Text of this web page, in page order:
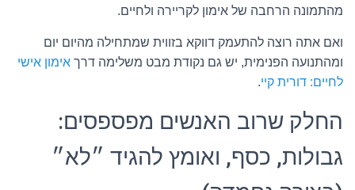
מהתמונה הרחבה של אימון לקריירה ולחיים.
ואם אתה רוצה להתעמק דווקא בזווית שמתחילה מהיום יום
ומהתנועה הפנימית, יש גם נקודת מבט משלימה דרך אימון אישי
לחיים: דורית קיי.
החלק שרוב האנשים מפספסים:
גבולות, כסף, ואומץ להגיד ״לא״